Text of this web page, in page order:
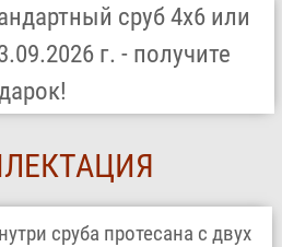
сруб 4х6 или
г. - получите
сруба протесана с двух